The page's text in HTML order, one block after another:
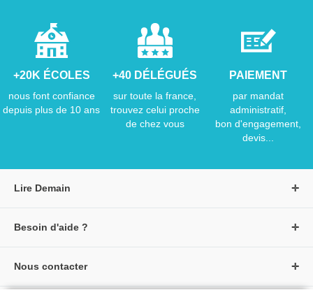
+20K ÉCOLES
nous font confiance
depuis plus de 10 ans
+40 DÉLÉGUÉS
sur toute la france,
trouvez celui proche
de chez vous
PAIEMENT
par mandat
administratif,
bon d'engagement,
devis...
Lire Demain
Créer un compte
Besoin d'aide ?
Nous contacter